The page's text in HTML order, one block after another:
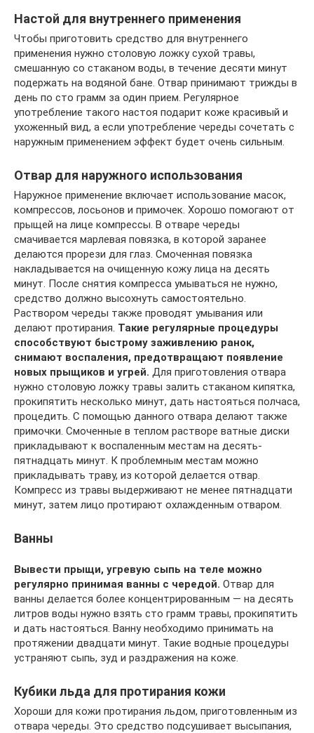
Настой для внутреннего применения
Чтобы приготовить средство для внутреннего
применения нужно столовую ложку сухой травы,
смешанную со стаканом воды, в течение десяти минут
подержать на водяной бане. Отвар принимают трижды в
день по сто грамм за один прием. Регулярное
употребление такого настоя подарит коже красивый и
ухоженный вид, а если употребление череды сочетать с
наружным применением эффект будет очень сильным.
Отвар для наружного использования
Наружное применение включает использование масок,
компрессов, лосьонов и примочек. Хорошо помогают от
прыщей на лице компрессы. В отваре череды
смачивается марлевая повязка, в которой заранее
делаются прорези для глаз. Смоченная повязка
накладывается на очищенную кожу лица на десять
минут. После снятия компресса умываться не нужно,
средство должно высохнуть самостоятельно.
Раствором череды также проводят умывания или
делают протирания. Такие регулярные процедуры
способствуют быстрому заживлению ранок,
снимают воспаления, предотвращают появление
новых прыщиков и угрей. Для приготовления отвара
нужно столовую ложку травы залить стаканом кипятка,
прокипятить несколько минут, дать настояться полчаса,
процедить. С помощью данного отвара делают также
примочки. Смоченные в теплом растворе ватные диски
прикладывают к воспаленным местам на десять-
пятнадцать минут. К проблемным местам можно
прикладывать траву, из которой делается отвар.
Компресс из травы выдерживают не менее пятнадцати
минут, затем лицо протирают охлажденным отваром.
Ванны
Вывести прыщи, угревую сыпь на теле можно
регулярно принимая ванны с чередой. Отвар для
ванны делается более концентрированным — на десять
литров воды нужно взять сто грамм травы, прокипятить
и дать настояться. Ванну необходимо принимать на
протяжении двадцати минут. Такие водные процедуры
устраняют сыпь, зуд и раздражения на коже.
Кубики льда для протирания кожи
Хороши для кожи протирания льдом, приготовленным из
отвара череды. Это средство подсушивает высыпания,